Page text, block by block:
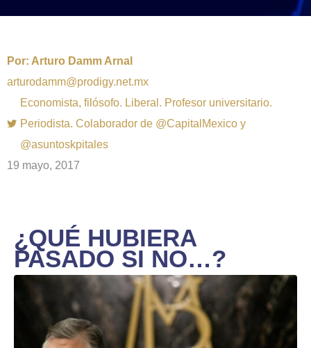
Por: Arturo Damm Arnal
arturodamm@prodigy.net.mx
Economista, filósofo. Liberal. Profesor universitario.
Periodista. Colaborador de @CapitalMexico y
@asuntoskpitales
19 mayo, 2017
¿QUÉ HUBIERA
PASADO SI NO…?